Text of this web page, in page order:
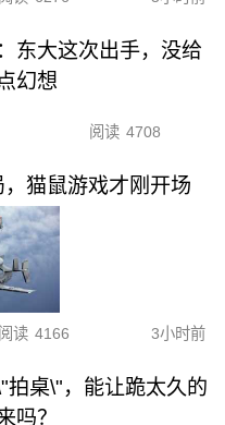
东大这次出手，没给
幻想
阅读 4708
猫鼠游戏才刚开场
阅读 4166 3小时前
拍桌\"，能让跪太久的
吗？